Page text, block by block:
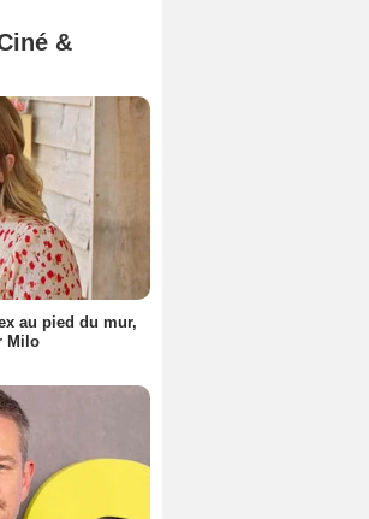
&
au pied du mur,
Milo